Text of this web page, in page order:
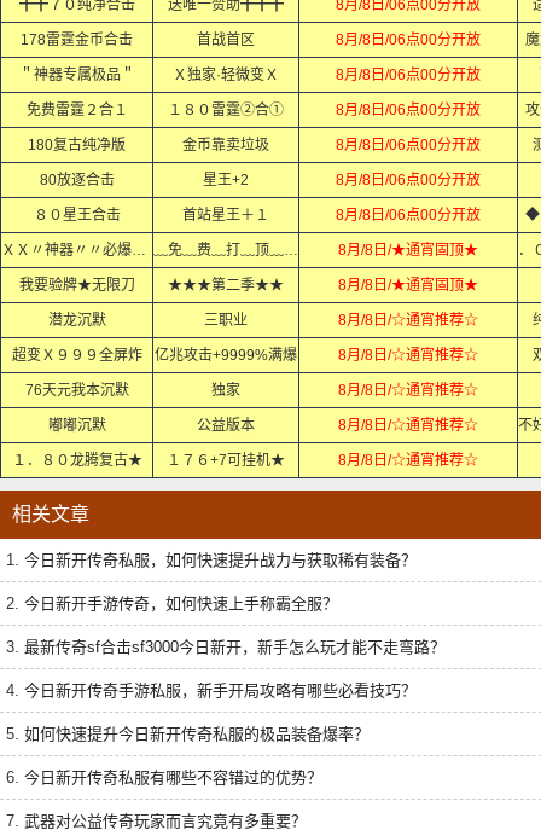
╋╋７０纯净合击 送唯一赞助╋╋╋ 8月/8日/06点00分开放
178雷霆金币合击 首战首区 8月/8日/06点00分开放
＂神器专属极品＂ Ｘ独家·轻微变Ｘ 8月/8日/06点00分开放
免费雷霆２合１ １８０雷霆②合① 8月/8日/06点00分开放
180复古纯净版 金币靠卖垃圾 8月/8日/06点00分开放
80放逐合击 星王+2 8月/8日/06点00分开放
８０星王合击 首站星王＋１ 8月/8日/06点00分开放 ◆
ＸＸ〃神器〃〃必爆充值ＸＸ ﹏免﹏费﹏打﹏顶﹏赞﹏ 8月/8日/★通宵固顶★
我要验牌★无限刀 ★★★第二季★★ 8月/8日/★通宵固顶★
潜龙沉默 三职业 8月/8日/☆通宵推荐☆
超变Ｘ９９９全屏炸 亿兆攻击+9999%满爆 8月/8日/☆通宵推荐☆
76天元我本沉默 独家 8月/8日/☆通宵推荐☆
嘟嘟沉默 公益版本 8月/8日/☆通宵推荐☆
１．８０龙腾复古★ １７６+7可挂机★ 8月/8日/☆通宵推荐☆
相关文章
1. 今日新开传奇私服，如何快速提升战力与获取稀有装备？
2. 今日新开手游传奇，如何快速上手称霸全服？
3. 最新传奇sf合击sf3000今日新开，新手怎么玩才能不走弯路？
4. 今日新开传奇手游私服，新手开局攻略有哪些必看技巧？
5. 如何快速提升今日新开传奇私服的极品装备爆率？
6. 今日新开传奇私服有哪些不容错过的优势？
7. 武器对公益传奇玩家而言究竟有多重要？